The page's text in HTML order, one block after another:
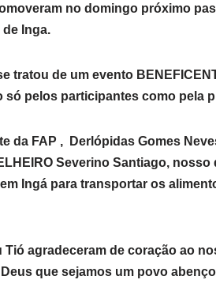
no domingo próximo
Inga.
tratou de um evento
só pelos participantes como pela
da FAP , Derlópidas Gomes
Severino Santiago,
Ingá para transportar os
agradeceram de coração ao
que sejamos um povo